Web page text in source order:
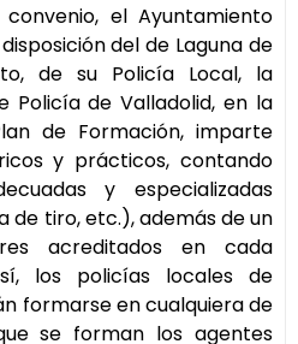
el Ayuntamiento
del de Laguna de
de su Policía Local, la
Policía de Valladolid, en la
de Formación, imparte
y prácticos, contando
y especializadas
de tiro, etc.), además de un
acreditados en cada
los policías locales de
formarse en cualquiera de
se forman los agentes